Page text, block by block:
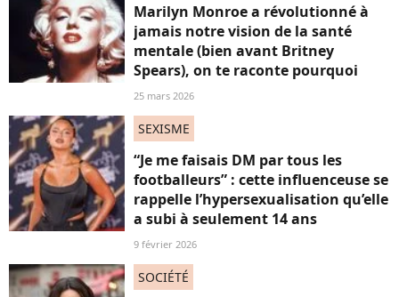
Marilyn Monroe a révolutionné à
jamais notre vision de la santé
mentale (bien avant Britney
Spears), on te raconte pourquoi
25 mars 2026
SEXISME
“Je me faisais DM par tous les
footballeurs” : cette influenceuse se
rappelle l’hypersexualisation qu’elle
a subi à seulement 14 ans
9 février 2026
SOCIÉTÉ